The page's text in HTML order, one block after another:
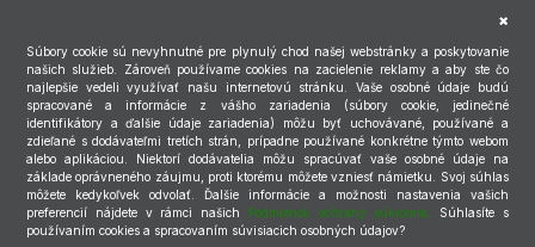
Súbory cookie sú nevyhnutné pre plynulý chod našej webstránky a poskytovanie
našich služieb. Zároveň používame cookies na zacielenie reklamy a aby ste čo
najlepšie vedeli využívať našu internetovú stránku. Vaše osobné údaje budú
spracované a informácie z vášho zariadenia (súbory cookie, jedinečné
identifikátory a ďalšie údaje zariadenia) môžu byť uchovávané, používané a
zdieľané s dodávateľmi tretích strán, prípadne používané konkrétne týmto webom
alebo aplikáciou. Niektorí dodávatelia môžu spracúvať vaše osobné údaje na
základe oprávneného záujmu, proti ktorému môžete vzniesť námietku. Svoj súhlas
môžete kedykoľvek odvolať. Ďalšie informácie a možnosti nastavenia vašich
preferencií nájdete v rámci našich Podmienok ochrany súkromia.
Súhlasíte s
používaním cookies a spracovaním súvisiacich osobných údajov?